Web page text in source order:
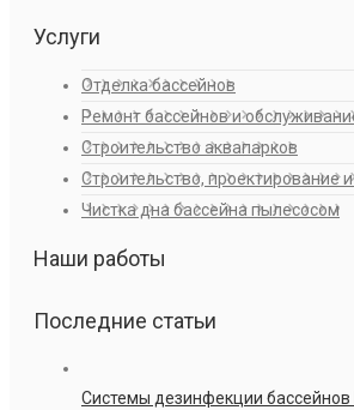
Услуги
Отделка бассейнов
Ремонт бассейнов и
Строительство аквапарков
Строительство, проектирование
Чистка дна бассейна пылесосом
Наши работы
Последние статьи
Системы дезинфекции бассейнов